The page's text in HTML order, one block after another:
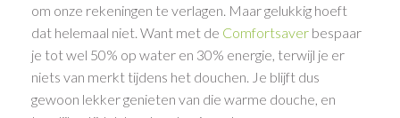
om onze rekeningen te verlagen. Maar gelukkig hoeft
dat helemaal niet. Want met de Comfortsaver bespaar
je tot wel 50% op water en 30% energie, terwijl je er
niets van merkt tijdens het douchen. Je blijft dus
gewoon lekker genieten van die warme douche, en